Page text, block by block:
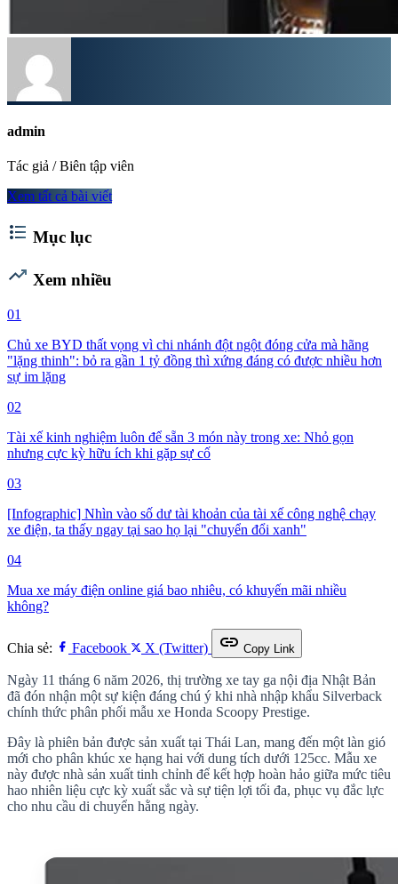
admin
Tác giả / Biên tập viên
Xem tất cả bài viết
format_list_bulleted Mục lục
trending_up Xem nhiều
01
Chủ xe BYD thất vọng vì chi nhánh đột ngột đóng cửa mà hãng
"lặng thinh": bỏ ra gần 1 tỷ đồng thì xứng đáng có được nhiều hơn
sự im lặng
02
Tài xế kinh nghiệm luôn để sẵn 3 món này trong xe: Nhỏ gọn
nhưng cực kỳ hữu ích khi gặp sự cố
03
[Infographic] Nhìn vào số dư tài khoản của tài xế công nghệ chạy
xe điện, ta thấy ngay tại sao họ lại "chuyển đổi xanh"
04
Mua xe máy điện online giá bao nhiêu, có khuyến mãi nhiều
không?
Chia sẻ: Facebook X (Twitter) link Copy Link
Ngày 11 tháng 6 năm 2026, thị trường xe tay ga nội địa Nhật Bản
đã đón nhận một sự kiện đáng chú ý khi nhà nhập khẩu Silverback
chính thức phân phối mẫu xe Honda Scoopy Prestige.
Đây là phiên bản được sản xuất tại Thái Lan, mang đến một làn gió
mới cho phân khúc xe hạng hai với dung tích dưới 125cc. Mẫu xe
này được nhà sản xuất tinh chỉnh để kết hợp hoàn hảo giữa mức tiêu
hao nhiên liệu cực kỳ xuất sắc và sự tiện lợi tối đa, phục vụ đắc lực
cho nhu cầu di chuyển hằng ngày.